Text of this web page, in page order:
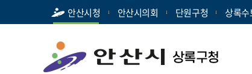
안산시청 안산시의회 단원구청 상록